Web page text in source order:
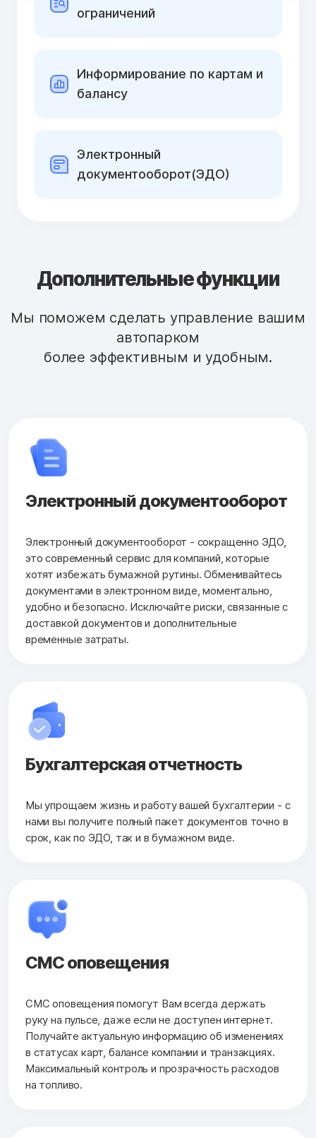
ограничений
Информирование по картам и
балансу
Электронный
документооборот(ЭДО)
Дополнительные функции
Мы поможем сделать управление вашим
автопарком
более эффективным и удобным.
Электронный документооборот
Электронный документооборот - сокращенно ЭДО,
это современный сервис для компаний, которые
хотят избежать бумажной рутины. Обменивайтесь
документами в электронном виде, моментально,
удобно и безопасно. Исключайте риски, связанные с
доставкой документов и дополнительные
временные затраты.
Бухгалтерскаяотчетность
Мы упрощаем жизнь и работу вашей бухгалтерии - с
нами вы получите полный пакет документов точно в
срок, как по ЭДО, так и в бумажном виде.
СМС оповещения
СМС оповещения помогут Вам всегда держать
руку на пульсе, даже если не доступен интернет.
Получайте актуальную информацию об изменениях
в статусах карт, балансе компании и транзакциях.
Максимальный контроль и прозрачность расходов
на топливо.